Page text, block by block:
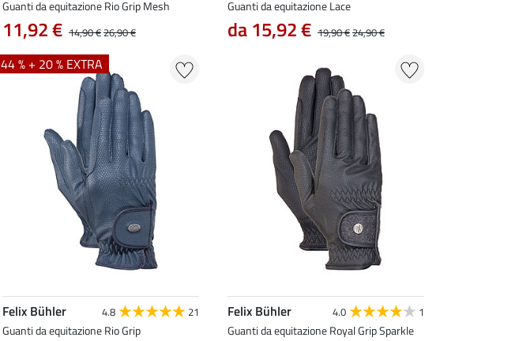
Guanti da equitazione Rio Grip Mesh
11,92 € 14,90 €26,90 €
Guanti da equitazione Lace
da 15,92 € 19,90 €24,90 €
44 % + 20 % EXTRA
Felix Bühler 4.8 21
Guanti da equitazione Rio Grip
Felix Bühler 4.0 1
Guanti da equitazione Royal Grip Sparkle